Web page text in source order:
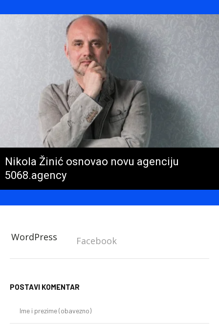
Nikola Žinić osnovao novu agenciju
5068.agency
WordPress Facebook
POSTAVI KOMENTAR